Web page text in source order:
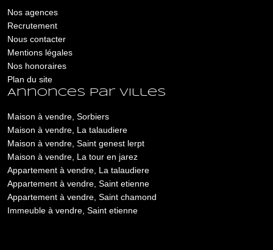
Nos agences
Recrutement
Nous contacter
Mentions légales
Nos honoraires
Plan du site
Annonces par villes
Maison à vendre, Sorbiers
Maison à vendre, La talaudiere
Maison à vendre, Saint genest lerpt
Maison à vendre, La tour en jarez
Appartement à vendre, La talaudiere
Appartement à vendre, Saint etienne
Appartement à vendre, Saint chamond
Immeuble à vendre, Saint etienne